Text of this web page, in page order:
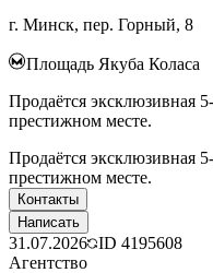
г. Минск, пер. Горный, 8
Площадь Якуба Коласа
Продаётся эксклюзивная
престижном месте.
Продаётся эксклюзивная
престижном месте.
Контакты
Написать
31.07.2026 ID 4195608
Агентство